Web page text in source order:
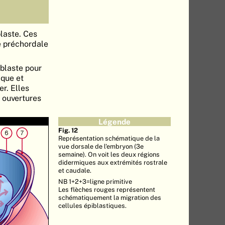
Ces
préchordale
pour
et
Elles
Légende
Fig. 12
Représentation schématique de la
vue dorsale de l'embryon (3e
semaine). On voit les deux régions
didermiques aux extrémités rostrale
et caudale.
NB 1+2+3=ligne primitive
Les flèches rouges représentent
schématiquement la migration des
cellules épiblastiques.